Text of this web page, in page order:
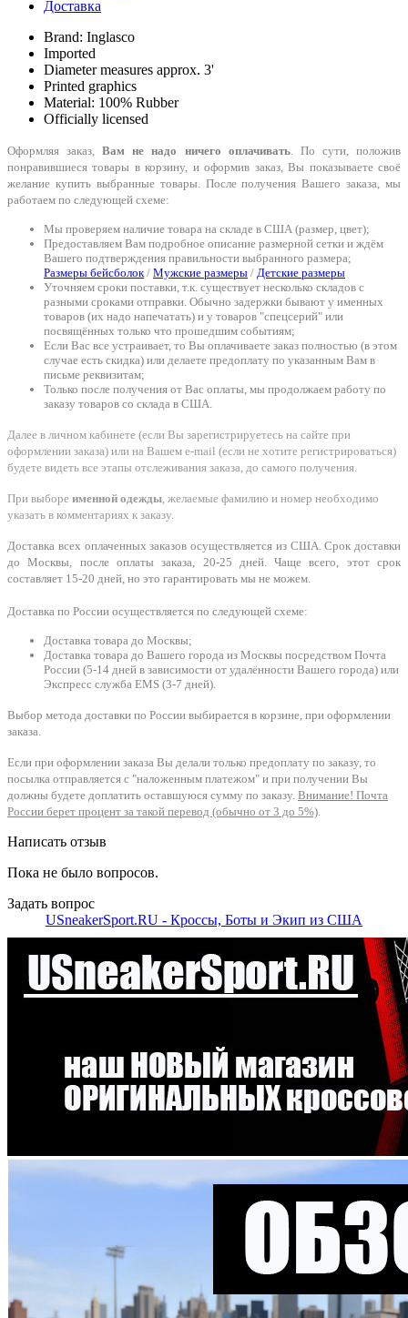
Доставка
Brand: Inglasco
Imported
Diameter measures approx. 3'
Printed graphics
Material: 100% Rubber
Officially licensed
Оформляя заказ,Вам не надо ничего оплачивать. По сути, положив
понравившиеся товары в корзину, и оформив заказ, Вы показываете своё
желание купить выбранные товары. После получения Вашего заказа, мы
работаем по следующей схеме:
Мы проверяем наличие товара на складе в США (размер, цвет);
Предоставляем Вам подробное описание размерной сетки и ждём
Вашего подтверждения правильности выбранного размера;
Размеры бейсболок/ Мужские размеры / Детские размеры
Уточняем сроки поставки, т.к. существует несколько складов с
разными сроками отправки. Обычно задержки бывают у именных
товаров (их надо напечатать) и у товаров "спецсерий" или
посвящённых только что прошедшим событиям;
Если Вас все устраивает, то Вы оплачиваете заказ полностью (в этом
случае есть скидка) или делаете предоплату по указанным Вам в
письме реквизитам;
Только после получения от Вас оплаты, мы продолжаем работу по
заказу товаров со склада в США.
Далее в личном кабинете (если Вы зарегистрируетесь на сайте при
оформлении заказа) или на Вашем e-mail (если не хотите регистрироваться)
будете видеть все этапы отслеживания заказа, до самого получения.
При выборе именной одежды, желаемые фамилию и номер необходимо
указать в комментариях к заказу.
Доставка всех оплаченных заказов осуществляется из США. Срок доставки
до Москвы, после оплаты заказа, 20-25 дней. Чаще всего, этот срок
составляет 15-20 дней, но это гарантировать мы не можем.
Доставка по России осуществляется по следующей схеме:
Доставка товара до Москвы;
Доставка товара до Вашего города из Москвы посредством Почта
России (5-14 дней в зависимости от удалённости Вашего города) или
Экспресс служба EMS (3-7 дней).
Выбор метода доставки по России выбирается в корзине, при оформлении
заказа.
Если при оформлении заказа Вы делали только предоплату по заказу, то
посылка отправляется с "наложенным платежом" и при получении Вы
должны будете доплатить оставшуюся сумму по заказу. Внимание! Почта
России берет процент за такой перевод (обычно от 3 до 5%).
Написать отзыв
Пока не было вопросов.
Задать вопрос
USneakerSport.RU - Кроссы, Боты и Экип из США